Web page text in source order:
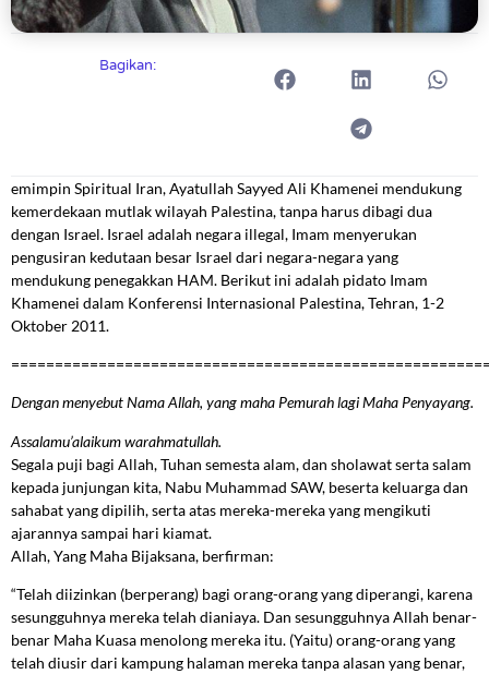
Bagikan:
emimpin Spiritual Iran, Ayatullah Sayyed Ali Khamenei mendukung
kemerdekaan mutlak wilayah Palestina, tanpa harus dibagi dua
dengan Israel. Israel adalah negara illegal, Imam menyerukan
pengusiran kedutaan besar Israel dari negara-negara yang
mendukung penegakkan HAM. Berikut ini adalah pidato Imam
Khamenei dalam Konferensi Internasional Palestina, Tehran, 1-2
Oktober 2011.
Dengan menyebut Nama Allah, yang maha Pemurah lagi Maha Penyayang.
Assalamu’alaikum warahmatullah.
Segala puji bagi Allah, Tuhan semesta alam, dan sholawat serta salam
kepada junjungan kita, Nabu Muhammad SAW, beserta keluarga dan
sahabat yang dipilih, serta atas mereka-mereka yang mengikuti
ajarannya sampai hari kiamat.
Allah, Yang Maha Bijaksana, berfirman:
“Telah diizinkan (berperang) bagi orang-orang yang diperangi, karena
sesungguhnya mereka telah dianiaya. Dan sesungguhnya Allah benar-
benar Maha Kuasa menolong mereka itu. (Yaitu) orang-orang yang
telah diusir dari kampung halaman mereka tanpa alasan yang benar,